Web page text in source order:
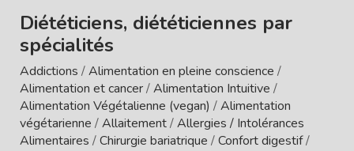
Diététiciens, diététiciennes par
spécialités
Addictions /Alimentation en pleine conscience /
Alimentation et cancer/Alimentation Intuitive /
Alimentation Végétalienne (vegan) /Alimentation
végétarienne /Allaitement/Allergies / Intolérances
Alimentaires /Chirurgie bariatrique /Confort digestif/